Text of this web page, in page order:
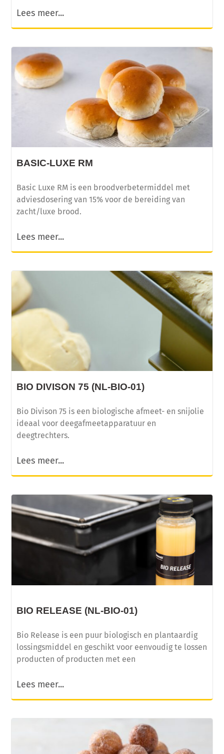
Lees meer...
BASIC-LUXE RM
Basic Luxe RM is een broodverbetermiddel met
adviesdosering van 15% voor de bereiding van
zacht/luxe brood.
Lees meer...
BIO DIVISON 75 (NL-BIO-01)
Bio Divison 75 is een biologische afmeet- en snijolie
ideaal voor deegafmeetapparatuur en
deegtrechters.
Lees meer...
BIO RELEASE (NL-BIO-01)
Bio Release is een puur biologisch en plantaardig
lossingsmiddel en geschikt voor eenvoudig te lossen
producten of producten met een
Lees meer...